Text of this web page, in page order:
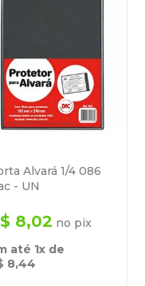
Alvará 1/4 086
- UN
8,02 no pix
até 1x de
8,44